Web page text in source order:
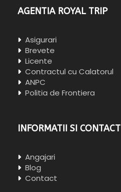
AGENTIA ROYAL TRIP
Asigurari
Brevete
Licente
Contractul cu Calatorul
ANPC
Politia de Frontiera
INFORMATII SI CONTACT
Angajari
Blog
Contact